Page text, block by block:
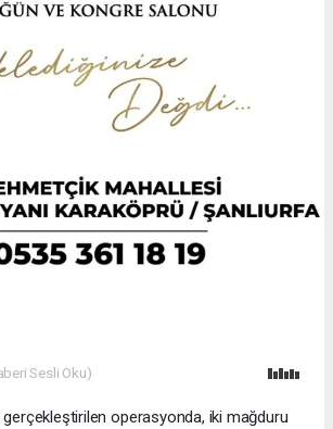
Sesli Oku)
operasyonda, iki mağduru